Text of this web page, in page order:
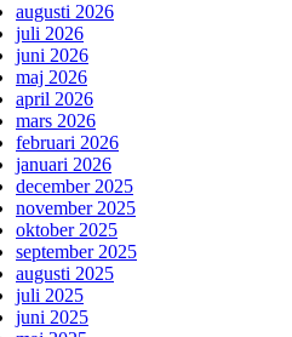
augusti 2026
juli 2026
juni 2026
maj 2026
april 2026
mars 2026
februari 2026
januari 2026
december 2025
november 2025
oktober 2025
september 2025
augusti 2025
juli 2025
juni 2025